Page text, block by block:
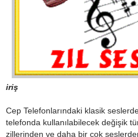
iriş
Cep Telefonlarındaki klasik
telefonda kullanılabilecek değişik
zillerinden ve daha bir çok